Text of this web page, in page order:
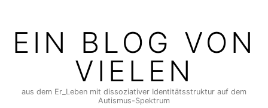
contentEIN BLOG VON
VIELEN
aus dem Er_Leben mit dissoziativer Identitätsstruktur auf dem
Autismus-Spektrum